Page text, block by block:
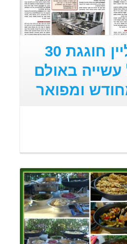
גסטרוליין חוגגת 30
באולם
ומפואר
קרא עוד